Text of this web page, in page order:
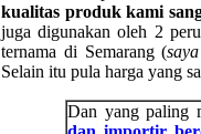
kualitas produk kami
juga digunakan oleh 2
ternama di Semarang (
Selain itu pula harga yang
Dan yang paling